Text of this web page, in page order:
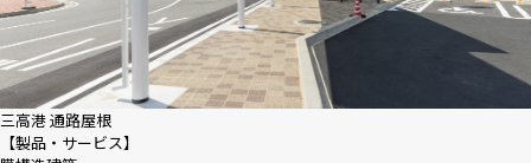
三高港 通路屋根
【製品・サービス】